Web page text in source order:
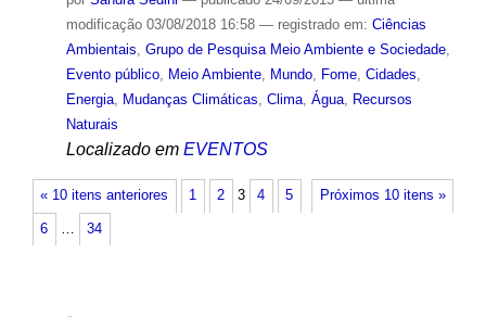
modificação03/08/2018 16:58 — registrado em: Ciências
Ambientais, Grupo de Pesquisa Meio Ambiente e Sociedade,
Evento público, Meio Ambiente, Mundo, Fome, Cidades,
Energia, Mudanças Climáticas, Clima, Água, Recursos
Naturais
Localizado em EVENTOS
« 10 itens anteriores Próximos 10 itens »
1 2 3 4 5
6 … 34